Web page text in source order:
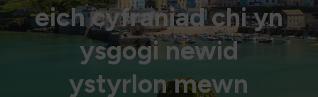
eich cyfraniad chi yn
ysgogi newid
ystyrlon mewn